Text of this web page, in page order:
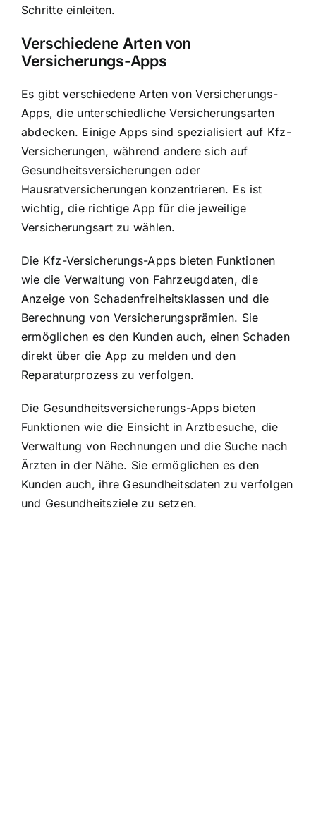
Schritte einleiten.
Verschiedene Arten von
Versicherungs-Apps
Es gibt verschiedene Arten von Versicherungs-
Apps, die unterschiedliche Versicherungsarten
abdecken. Einige Apps sind spezialisiert auf Kfz-
Versicherungen, während andere sich auf
Gesundheitsversicherungen oder
Hausratversicherungen konzentrieren. Es ist
wichtig, die richtige App für die jeweilige
Versicherungsart zu wählen.
Die Kfz-Versicherungs-Apps bieten Funktionen
wie die Verwaltung von Fahrzeugdaten, die
Anzeige von Schadenfreiheitsklassen und die
Berechnung von Versicherungsprämien. Sie
ermöglichen es den Kunden auch, einen Schaden
direkt über die App zu melden und den
Reparaturprozess zu verfolgen.
Die Gesundheitsversicherungs-Apps bieten
Funktionen wie die Einsicht in Arztbesuche, die
Verwaltung von Rechnungen und die Suche nach
Ärzten in der Nähe. Sie ermöglichen es den
Kunden auch, ihre Gesundheitsdaten zu verfolgen
und Gesundheitsziele zu setzen.